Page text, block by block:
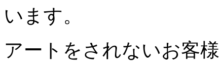
います。
アートをされないお客